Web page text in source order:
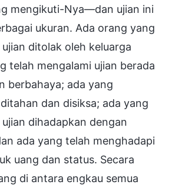
mengikuti-Nya—dan ujian ini
ukuran. Ada orang yang
ditolak oleh keluarga
telah mengalami ujian berada
berbahaya; ada yang
dan disiksa; ada yang
dihadapkan dengan
ada yang telah menghadapi
uang dan status. Secara
di antara engkau semua